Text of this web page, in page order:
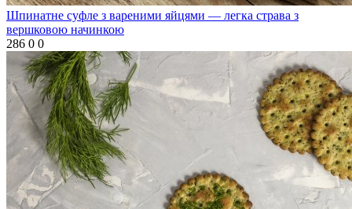
Шпинатне суфле з вареними яйцями — легка страва з
вершковою начинкою
286 0 0